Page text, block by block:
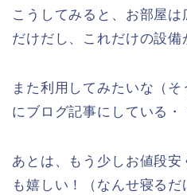
こうしてみると、お部屋
だけだし、これだけの設備
また利用してみたいな（
にブログ記事にしている・
あとは、もう少しお値段
も嬉しい！（なんせ寝るだ